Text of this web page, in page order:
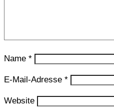
Name *
E-Mail-Adresse *
Website